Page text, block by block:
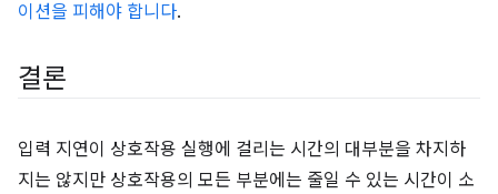
이션을 피해야 합니다.
결론
입력 지연이 상호작용 실행에 걸리는 시간의 대부분을 차지하
지는 않지만 상호작용의 모든 부분에는 줄일 수 있는 시간이 소